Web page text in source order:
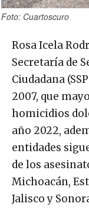
Foto: Cuartoscuro
Rosa Icela
Secretaría de
Ciudadana
2007, que
homicidios
año 2022,
entidades
de los
Michoacán,
Jalisco y